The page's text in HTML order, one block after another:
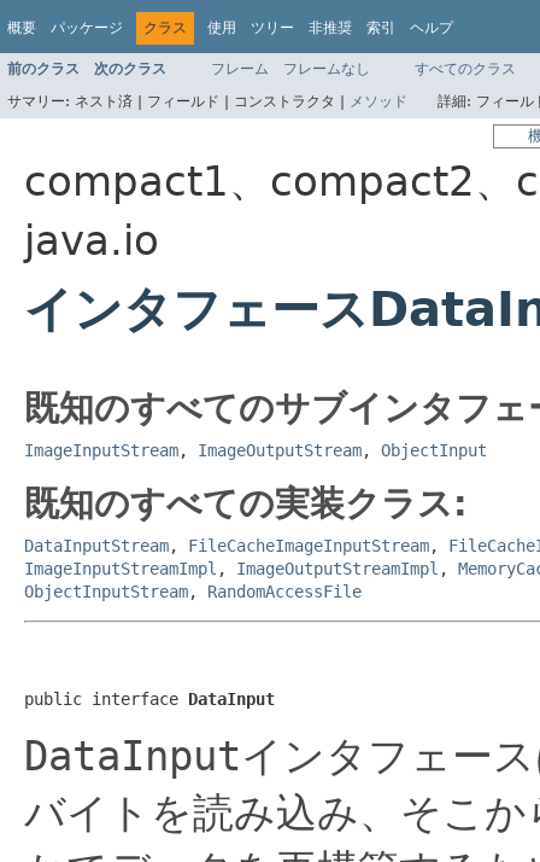
概要 パッケージ クラス 使用 ツリー 非推奨 索引 ヘルプ
前のクラス 次のクラス フレーム フレームなし
すべてのクラス
サマリー: ネスト済 | フィールド | コンストラクタ | メソッド 詳細: フィー
compact1、compact2、
java.io
インタフェース
既知のすべてのサブインタフ
ImageInputStream, ImageOutputStream, ObjectInput
既知のすべての実装クラス:
DataInputStream, FileCacheImageInputStream,
ImageInputStreamImpl , ImageOutputStreamImpl ,
ObjectInputStream, RandomAccessFile
public interface DataInput
DataInputインタフェー
バイトを読み込み、そこ